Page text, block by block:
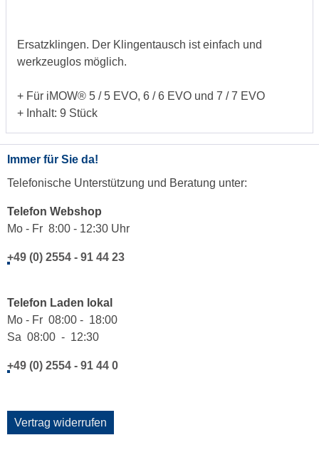
Ersatzklingen. Der Klingentausch ist einfach und
werkzeuglos möglich.
+ Für iMOW® 5 / 5 EVO, 6 / 6 EVO und 7 / 7 EVO
+ Inhalt: 9 Stück
Immer für Sie da!
Telefonische Unterstützung und Beratung unter:
Telefon Webshop
Mo - Fr 8:00 - 12:30 Uhr
+49 (0) 2554 - 91 44 23
Telefon Laden lokal
Mo - Fr 08:00 - 18:00
Sa 08:00 - 12:30
+49 (0) 2554 - 91 44 0
Vertrag widerrufen